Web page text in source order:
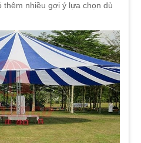
thêm nhiều gợi ý lựa chọn dù